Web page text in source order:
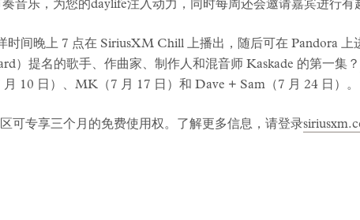
音乐，为您的daylife注入动力，同时每周还会邀请嘉宾进行有
时间晚上 7 点在 SiriusXM Chill 上播出，随后可在 Pandora 上
提名的歌手、作曲家、制作人和混音师 Kaskade 的第一集？
10 日）、MK（7 月 17 日）和 Dave + Sam（7 月 24 日）。
可专享三个月的免费使用权。了解更多信息，请登录